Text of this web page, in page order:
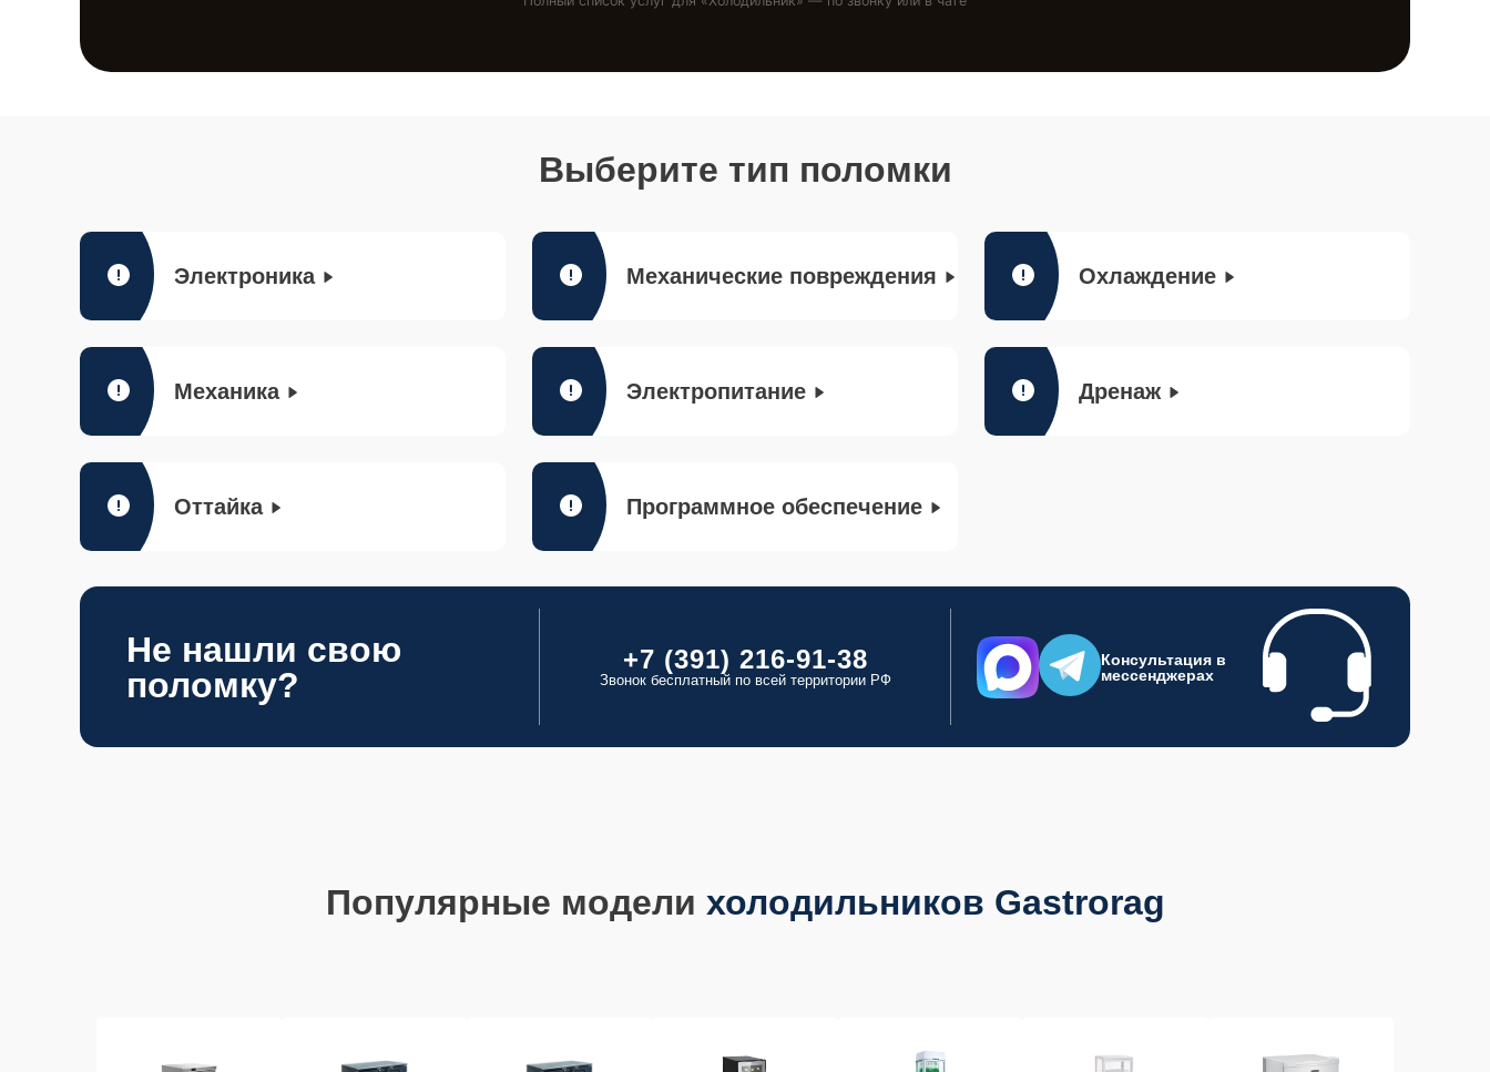
Выберите тип поломки
Электроника Механические повреждения Охлаждение
Механика Электропитание Дренаж
Оттайка Программное обеспечение
Не нашли свою
поломку?
+7 (391) 216-91-38
Звонок бесплатный по всей территории РФ
Консультация в
мессенджерах
Популярные модели холодильников Gastrorag